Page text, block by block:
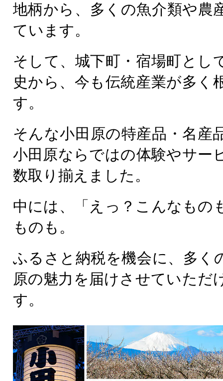
地柄から、多くの魚介類や農
ています。
そして、城下町・宿場町とし
史から、今も伝統産業が多く
す。
そんな小田原の特産品・名産
小田原ならではの体験やサー
数取り揃えました。
中には、「えっ？こんなもの
ものも。
ふるさと納税を機会に、多く
原の魅力を届けさせていただ
す。